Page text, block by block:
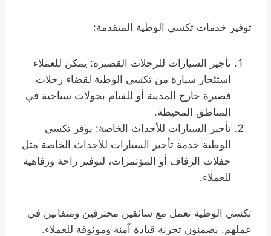
توفير خدمات تكسي الوطية المتقدمة:
تأجير السيارات للرحلات القصيرة: يمكن للعملاء
استئجار سيارة من تكسي الوطية لقضاء رحلات
قصيرة خارج المدينة أو للقيام بجولات سياحية في
المناطق المحيطة.
تأجير السيارات للأحداث الخاصة: يوفر تكسي
الوطية خدمة تأجير السيارات للأحداث الخاصة مثل
حفلات الزفاف أو المؤتمرات، لتوفير راحة ورفاهية
للعملاء.
تكسي الوطية تعمل مع سائقين محترفين ومتفانين في
عملهم. يضمنون تجربة قيادة آمنة وموثوقة للعملاء.